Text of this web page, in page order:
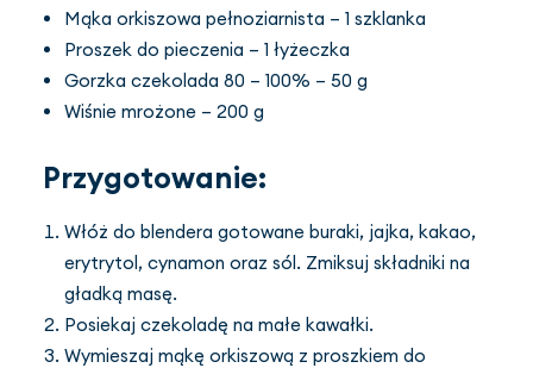
Mąka orkiszowa pełnoziarnista – 1 szklanka
Proszek do pieczenia – 1 łyżeczka
Gorzka czekolada 80 – 100% – 50 g
Wiśnie mrożone – 200 g
Przygotowanie:
Włóż do blendera gotowane buraki, jajka, kakao,
erytrytol, cynamon oraz sól. Zmiksuj składniki na
gładką masę.
Posiekaj czekoladę na małe kawałki.
Wymieszaj mąkę orkiszową z proszkiem do